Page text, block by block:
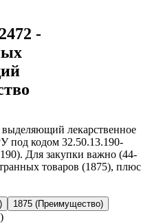
-
лекарственное
под кодом 32.50.13.190-
Для закупки важно (44-
товаров (1875), плюс
1875 (Преимущество)